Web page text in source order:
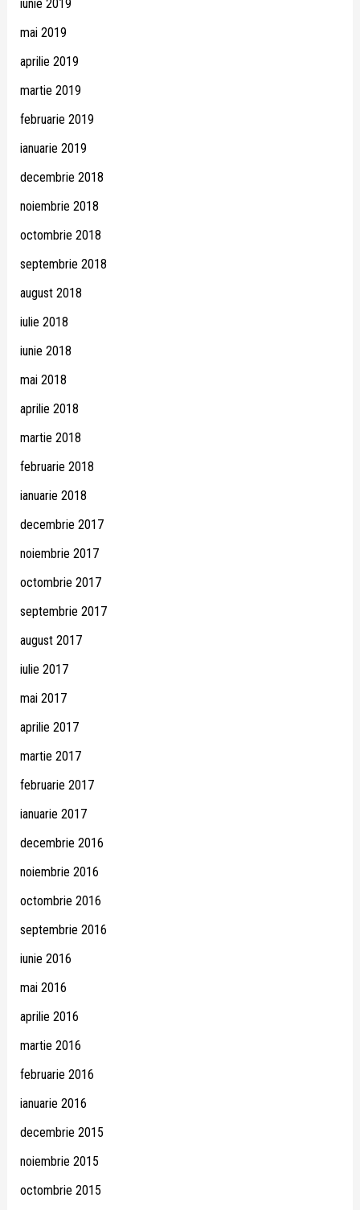
iunie 2019
mai 2019
aprilie 2019
martie 2019
februarie 2019
ianuarie 2019
decembrie 2018
noiembrie 2018
octombrie 2018
septembrie 2018
august 2018
iulie 2018
iunie 2018
mai 2018
aprilie 2018
martie 2018
februarie 2018
ianuarie 2018
decembrie 2017
noiembrie 2017
octombrie 2017
septembrie 2017
august 2017
iulie 2017
mai 2017
aprilie 2017
martie 2017
februarie 2017
ianuarie 2017
decembrie 2016
noiembrie 2016
octombrie 2016
septembrie 2016
iunie 2016
mai 2016
aprilie 2016
martie 2016
februarie 2016
ianuarie 2016
decembrie 2015
noiembrie 2015
octombrie 2015